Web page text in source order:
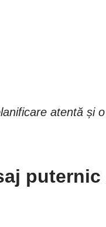
atentă și
puternic